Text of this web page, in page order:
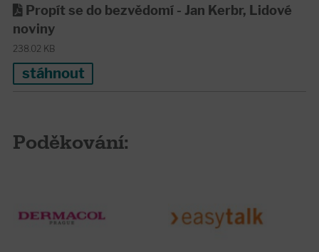
Propít se do bezvědomí - Jan Kerbr, Lidové
noviny
238.02 KB
stáhnout
Poděkování: